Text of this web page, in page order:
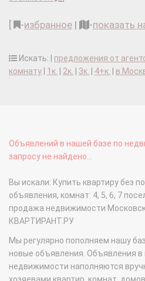
-избранное | -показать
Искать: | предложения от
комнату
1к. 2к. 3к. 4+к. в
Объявлений в нашей базе по
запросу не найдено...
Вы искали: Купить квартиру без
объявления, комнат: 4, 5, 6, 7
продажа недвижимости
КВАРТИРАНТ.РУ
Мы регулярно пополняем нашу
новые объявления. Объявления в
недвижимости наполняются